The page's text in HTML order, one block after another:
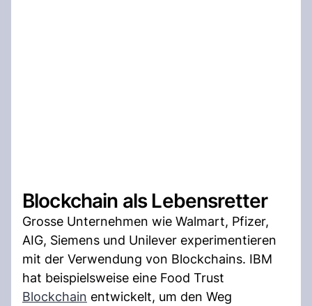
Blockchain als Lebensretter
Grosse Unternehmen wie Walmart, Pfizer,
AIG, Siemens und Unilever experimentieren
mit der Verwendung von Blockchains. IBM
hat beispielsweise eine Food Trust
Blockchain entwickelt, um den Weg